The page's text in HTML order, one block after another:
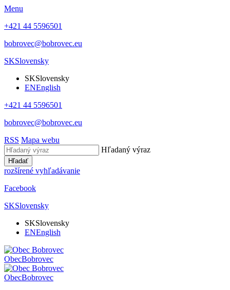
Menu
+421 44 5596501
bobrovec@bobrovec.eu
SKSlovensky
SKSlovensky
ENEnglish
+421 44 5596501
bobrovec@bobrovec.eu
RSS Mapa webu
Hľadaný výraz
Hľadať
rozšírené vyhľadávanie
Facebook
SKSlovensky
SKSlovensky
ENEnglish
ObecBobrovec
ObecBobrovec